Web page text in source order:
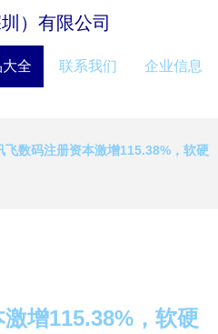
）有限公司
全 联系我们 企业信息
飞数码注册资本激增115.38%，软硬
增115.38%，软硬